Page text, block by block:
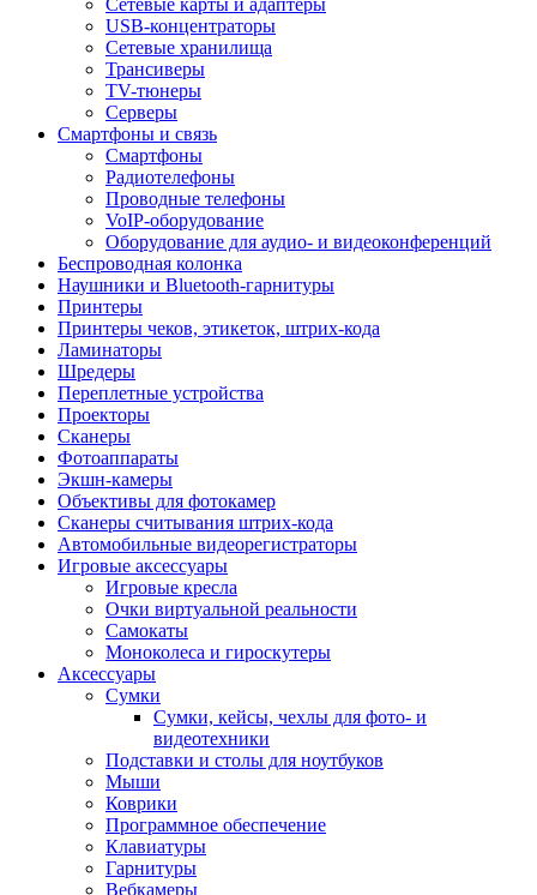
Сетевые карты и адаптеры
USB-концентраторы
Сетевые хранилища
Трансиверы
TV-тюнеры
Серверы
Смартфоны и связь
Смартфоны
Радиотелефоны
Проводные телефоны
VoIP-оборудование
Оборудование для аудио- и видеоконференций
Беспроводная колонка
Наушники и Bluetooth-гарнитуры
Принтеры
Принтеры чеков, этикеток, штрих-кода
Ламинаторы
Шредеры
Переплетные устройства
Проекторы
Сканеры
Фотоаппараты
Экшн-камеры
Объективы для фотокамер
Сканеры считывания штрих-кода
Автомобильные видеорегистраторы
Игровые аксессуары
Игровые кресла
Очки виртуальной реальности
Самокаты
Моноколеса и гироскутеры
Аксессуары
Сумки
Сумки, кейсы, чехлы для фото- и
видеотехники
Подставки и столы для ноутбуков
Мыши
Коврики
Программное обеспечение
Клавиатуры
Гарнитуры
Вебкамеры